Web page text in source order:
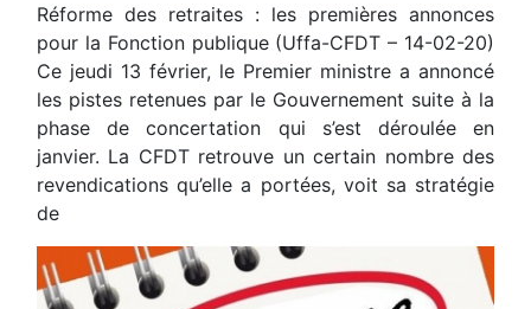
Réforme des retraites : les premières annonces
pour la Fonction publique (Uffa-CFDT – 14-02-20)
Ce jeudi 13 février, le Premier ministre a annoncé
les pistes retenues par le Gouvernement suite à la
phase de concertation qui s’est déroulée en
janvier. La CFDT retrouve un certain nombre des
revendications qu’elle a portées, voit sa stratégie
de